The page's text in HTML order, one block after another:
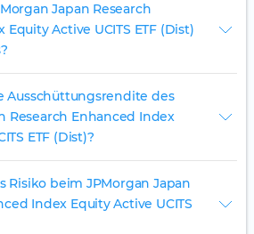
Japan Research
Active UCITS ETF (Dist)
Ausschüttungsrendite des
Research Enhanced Index
ETF (Dist)?
Risiko beim JPMorgan Japan
Index Equity Active UCITS